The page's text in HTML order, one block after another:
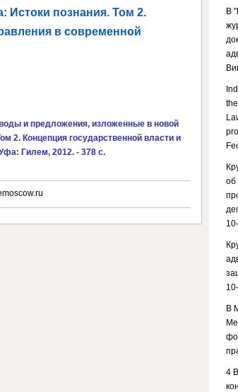
познания. Том 2.
в современной
и предложения, изложенные в новой
2. Концепция государственной власти и
Гилем, 2012. - 378 с.
В
об
В
4